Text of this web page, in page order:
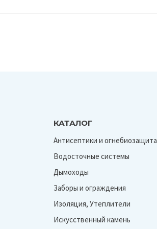
КАТАЛОГ
Антисептики и огнебиозащита
Водосточные системы
Дымоходы
Заборы и ограждения
Изоляция, Утеплители
Искусственный камень